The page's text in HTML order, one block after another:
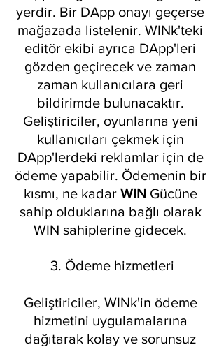
yerdir. Bir DApp onayı geçerse
mağazada listelenir. WINk'teki
editör ekibi ayrıca DApp'leri
gözden geçirecek ve zaman
zaman kullanıcılara geri
bildirimde bulunacaktır.
Geliştiriciler, oyunlarına yeni
kullanıcıları çekmek için
DApp'lerdeki reklamlar için de
ödeme yapabilir. Ödemenin bir
kısmı, ne kadar WIN Gücüne
sahip olduklarına bağlı olarak
WIN sahiplerine gidecek.
3. Ödeme hizmetleri
Geliştiriciler, WINk'in ödeme
hizmetini uygulamalarına
dağıtarak kolay ve sorunsuz